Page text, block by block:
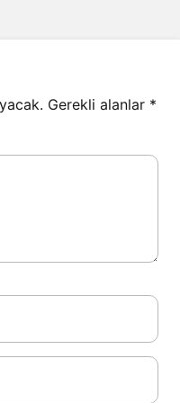
Gerekli alanlar *